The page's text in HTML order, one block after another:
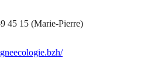
45 15 (Marie-Pierre)